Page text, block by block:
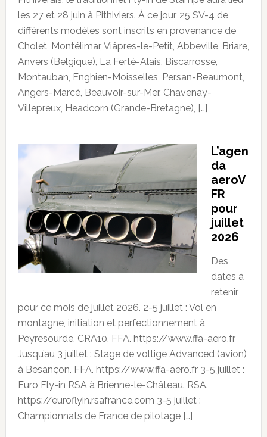
les 27 et 28 juin à Pithiviers. À ce jour, 25 SV-4 de
différents modèles sont inscrits en provenance de
Cholet, Montélimar, Viâpres-le-Petit, Abbeville, Briare,
Anvers (Belgique), La Ferté-Alais, Biscarrosse,
Montauban, Enghien-Moisselles, Persan-Beaumont,
Angers-Marcé, Beauvoir-sur-Mer, Chavenay-
Villepreux, Headcorn (Grande-Bretagne), […]
L’agen
da
aeroV
FR
pour
juillet
2026
Des
dates à
retenir
pour ce mois de juillet 2026. 2-5 juillet : Vol en
montagne, initiation et perfectionnement à
Peyresourde. CRA10. FFA. https://www.ffa-aero.fr
Jusqu’au 3 juillet : Stage de voltige Advanced (avion)
à Besançon. FFA. https://www.ffa-aero.fr 3-5 juillet :
Euro Fly-in RSA à Brienne-le-Château. RSA.
https://euroflyin.rsafrance.com 3-5 juillet :
Championnats de France de pilotage […]